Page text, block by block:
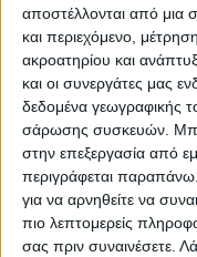
αποστέλλονται από μια
και περιεχόμενο,
ακροατηρίου και
και οι συνεργάτες μας
δεδομένα γεωγραφικής
σάρωσης συσκευών.
στην επεξεργασία από
περιγράφεται παραπάνω.
για να αρνηθείτε να
πιο λεπτομερείς
σας πριν συναινέσετε.